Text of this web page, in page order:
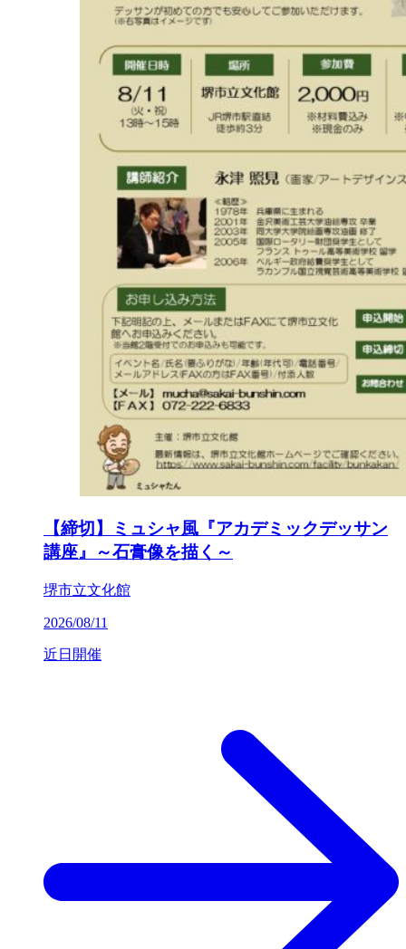
【締切】ミュシャ風『アカデミックデッサン
講座』～石膏像を描く～
堺市立文化館
2026/08/11
近日開催